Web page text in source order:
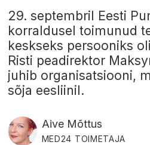
29. septembril Eesti
korraldusel toimunud
keskseks persooniks
Risti peadirektor
juhib organisatsiooni,
sõja eesliinil.
Aive Mõttus
MED24 TOIMETAJA